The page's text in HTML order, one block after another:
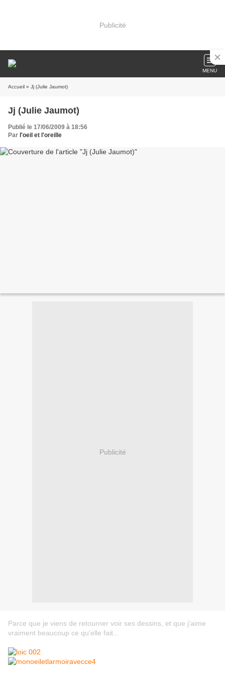
Publicité
MENU
Accueil » Jj (Julie Jaumot)
Jj (Julie Jaumot)
Publié le 17/06/2009 à 18:56
Par l'oeil et l'oreille
Publicité
Parce que je viens de retourner voir ses dessins, et que j'aime
vraiment beaucoup ce qu'elle fait...